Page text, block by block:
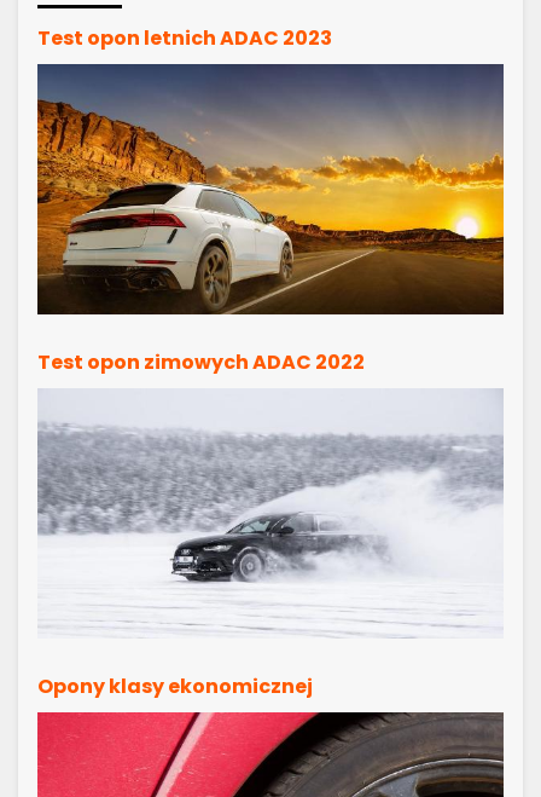
Test opon letnich ADAC 2023
Test opon zimowych ADAC 2022
Opony klasy ekonomicznej